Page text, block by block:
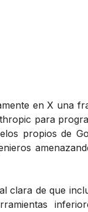
en X una
para
propios de
clara de que